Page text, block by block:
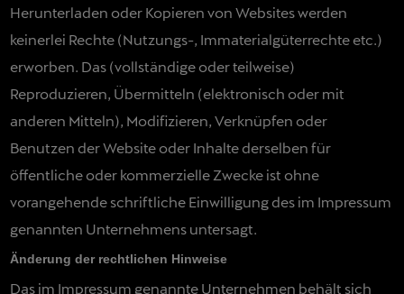
Herunterladen oder Kopieren von Websites werden
keinerlei Rechte (Nutzungs-, Immaterialgüterrechte etc.)
erworben. Das (vollständige oder teilweise)
Reproduzieren, Übermitteln (elektronisch oder mit
anderen Mitteln), Modifizieren, Verknüpfen oder
Benutzen der Website oder Inhalte derselben für
öffentliche oder kommerzielle Zwecke ist ohne
vorangehende schriftliche Einwilligung des im Impressum
genannten Unternehmens untersagt.
Änderung der rechtlichen Hinweise
Das im Impressum genannte Unternehmen behält sich